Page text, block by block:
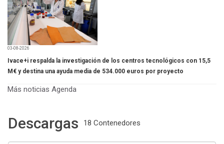
03-08-2026
Ivace+i respalda la investigación de los centros tecnológicos con 15,5
M€ y destina una ayuda media de 534.000 euros por proyecto
Más noticias Agenda
Descargas 18 Contenedores